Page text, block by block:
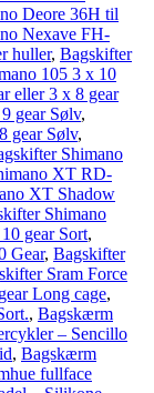
Deore 36H til
Nexave FH-
huller, Bagskifter
105 3 x 10
eller 3 x 8 gear
gear Sølv,
gear Sølv,
Shimano
XT RD-
XT Shadow
Shimano
gear Sort,
Gear, Bagskifter
Sram Force
Long cage,
, Bagskærm
– Sencillo
, Bagskærm
fullface